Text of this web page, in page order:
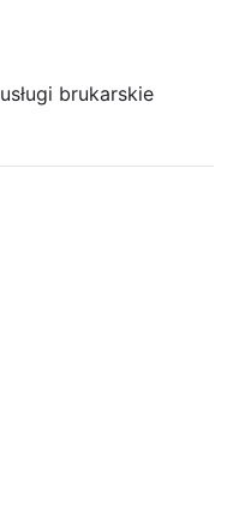
usługi brukarskie